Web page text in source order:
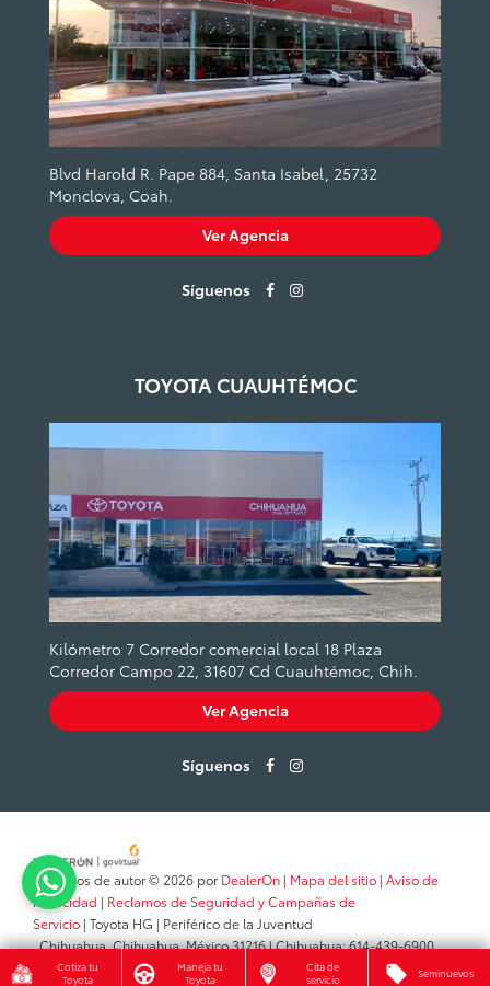
Cotiza tu
Toyota
Maneja tu
Toyota
Cita de
servicio
Seminuevos
Blvd Harold R. Pape 884, Santa Isabel, 25732
Monclova, Coah.
Ver Agencia
Síguenos
TOYOTA CUAUHTÉMOC
Kilómetro 7 Corredor comercial local 18 Plaza
Corredor Campo 22, 31607 Cd Cuauhtémoc, Chih.
Ver Agencia
Síguenos
Derechos de autor © 2026 porDealerOn | Mapa del sitio | Aviso de
Privacidad | Reclamos de Seguridad y Campañas de
Servicio | Toyota HG | Periférico de la Juventud
,Chihuahua,Chihuahua,México31216| Chihuahua:614-439-6900